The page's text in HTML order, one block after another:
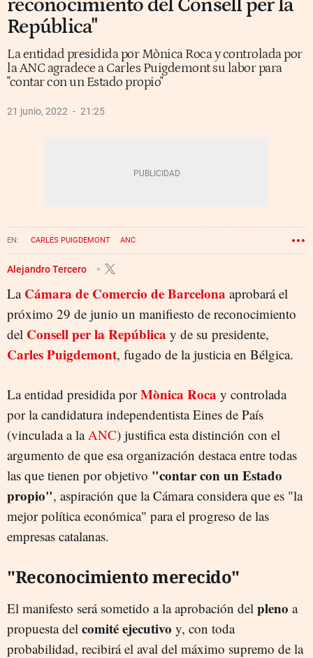
reconocimiento del Consell per la
República"
La entidad presidida por Mònica Roca y controlada por
la ANC agradece a Carles Puigdemont su labor para
"contar con un Estado propio"
21 junio, 2022 21:25
CARLES PUIGDEMONT ANC
CÁMARA DE COMERCIO DE BARCELONA
CONSELL PER LA REPÚBLICA
Alejandro Tercero
La Cámara de Comercio de Barcelona aprobará el
próximo 29 de junio un manifiesto de reconocimiento
del Consell per la República y de su presidente,
Carles Puigdemont, fugado de la justicia en Bélgica.
La entidad presidida porMònica Roca y controlada
por la candidatura independentista Eines de País
(vinculada a laANC) justifica esta distinción con el
argumento de que esa organización destaca entre todas
las que tienen por objetivo "contar con un Estado
propio", aspiración que la Cámara considera que es "la
mejor política económica" para el progreso de las
empresas catalanas.
"Reconocimiento merecido"
El manifesto será sometido a la aprobación del pleno a
propuesta del comité ejecutivo y, con toda
probabilidad, recibirá el aval del máximo supremo de la